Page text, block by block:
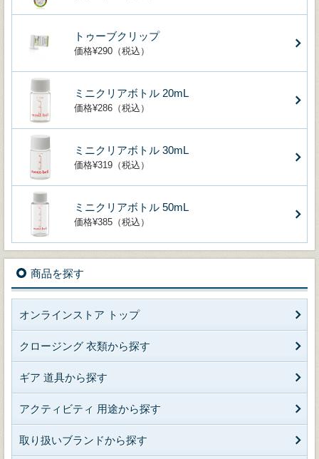
トゥーブクリップ
価格¥290（税込）
ミニクリアボトル 20mL
価格¥286（税込）
ミニクリアボトル 30mL
価格¥319（税込）
ミニクリアボトル 50mL
価格¥385（税込）
商品を探す
オンラインストア トップ
クロージング 衣類から探す
ギア 道具から探す
アクティビティ 用途から探す
取り扱いブランドから探す